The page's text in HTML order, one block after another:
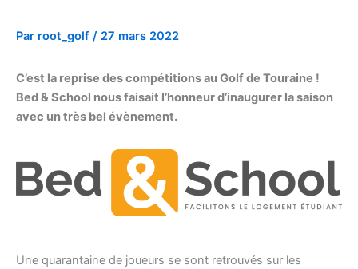
Par root_golf / 27 mars 2022
C’est la reprise des compétitions au Golf de Touraine !
Bed & School nous faisait l’honneur d’inaugurer la saison
avec un très bel évènement.
Une quarantaine de joueurs se sont retrouvés sur les